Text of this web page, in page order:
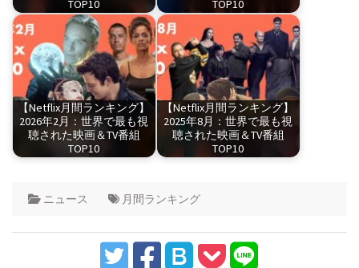
TOP10
TOP10
【Netflix月間ランキング】
2026年2月：世界で最も視
聴された映画＆TV番組
TOP10
【Netflix月間ランキング】
2025年8月：世界で最も視
聴された映画＆TV番組
TOP10
ニュース 月間ランキング